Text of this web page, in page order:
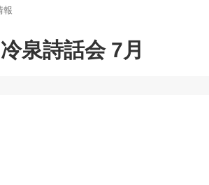
報
冷泉詩話会 7月